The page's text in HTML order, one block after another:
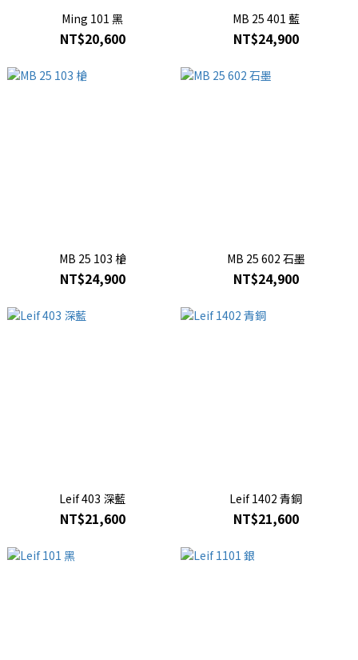
Ming 101 黑
NT$20,600
MB 25 401 藍
NT$24,900
MB 25 103 槍
NT$24,900
MB 25 602 石墨
NT$24,900
Leif 403 深藍
NT$21,600
Leif 1402 青銅
NT$21,600